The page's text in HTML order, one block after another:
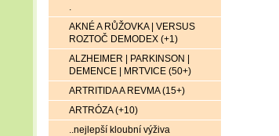
.
AKNÉ A RŮŽOVKA | VERSUS
ROZTOČ DEMODEX (+1)
ALZHEIMER | PARKINSON |
DEMENCE | MRTVICE (50+)
ARTRITIDA A REVMA (15+)
ARTRÓZA (+10)
..nejlepší kloubní výživa